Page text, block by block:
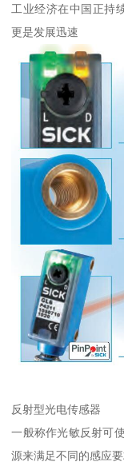
工业经济在中国正持
更是发展迅速
反射型光电传感器
一般称作光敏反射可
源来满足不同的感应要